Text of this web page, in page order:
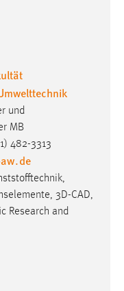
und
MB
482-3313
.de
3D-CAD,
Research and